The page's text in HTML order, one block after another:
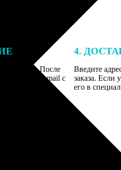
картой. После
на email с
отправим заказ
4.
Введите
заказа. Если
его в